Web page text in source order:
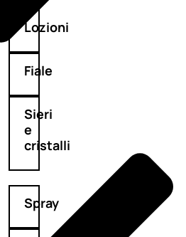
Lozioni
Fiale
Sieri
e
cristalli
Spray